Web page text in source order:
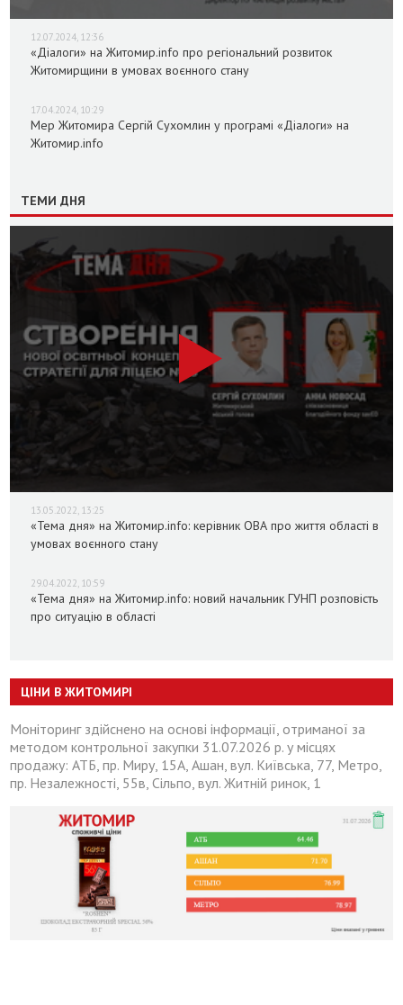
12.07.2024, 12:36
«Діалоги» на Житомир.info про регіональний розвиток
Житомирщини в умовах воєнного стану
17.04.2024, 10:29
Мер Житомира Сергій Сухомлин у програмі «Діалоги» на
Житомир.info
ТЕМИ ДНЯ
13.05.2022, 13:25
«Тема дня» на Житомир.info: керівник ОВА про життя області в
умовах воєнного стану
29.04.2022, 10:59
«Тема дня» на Житомир.info: новий начальник ГУНП розповість
про ситуацію в області
ЦІНИ В ЖИТОМИРІ
Моніторинг здійснено на основі інформації, отриманої за
методом контрольної закупки 31.07.2026 р. у місцях
продажу: АТБ, пр. Миру, 15А, Ашан, вул. Київська, 77, Метро,
пр. Незалежності, 55в, Сільпо, вул. Житній ринок, 1